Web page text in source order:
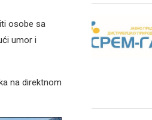
osobe sa
umor i
na direktnom